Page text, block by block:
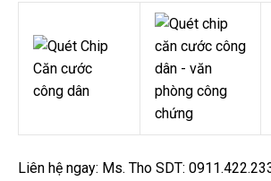
Liên hệ ngay: Ms. Tho SDT: